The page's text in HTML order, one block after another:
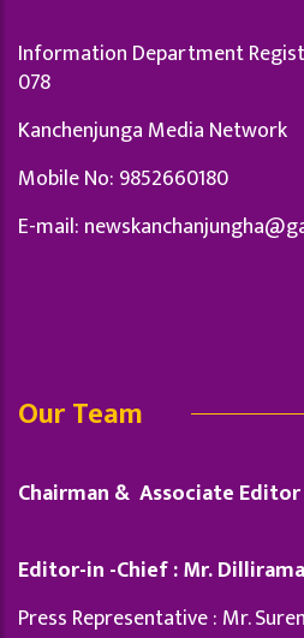
Information Department
078
Kanchenjunga Media Network
Mobile No: 9852660180
E-mail:
Our Team
Chairman & Associate
Editor-in -Chief : Mr.
Press Representative : Mr.